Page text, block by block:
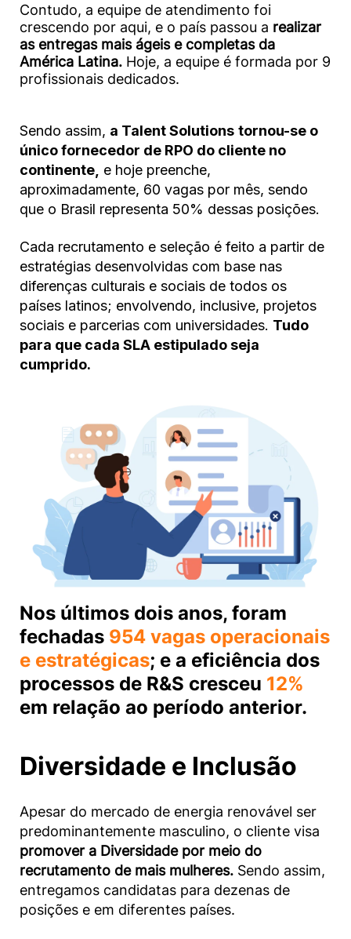
Contudo, a equipe de atendimento foi
crescendo por aqui, e o país passou a realizar
as entregas mais ágeis e completas da
América Latina. Hoje, a equipe é formada por 9
profissionais dedicados.
Sendo assim, a Talent Solutions tornou-se o
único fornecedor de RPO do cliente no
continente, e hoje preenche,
aproximadamente, 60 vagas por mês, sendo
que o Brasil representa 50% dessas posições.
Cada recrutamento e seleção é feito a partir de
estratégias desenvolvidas com base nas
diferenças culturais e sociais de todos os
países latinos; envolvendo, inclusive, projetos
sociais e parcerias com universidades. Tudo
para que cada SLA estipulado seja
cumprido.
Nos últimos dois anos, foram
fechadas 954 vagas operacionais
e estratégicas; e a eficiência dos
processos de R&S cresceu 12%
em relação ao período anterior.
Diversidade e Inclusão
Apesar do mercado de energia renovável ser
predominantemente masculino, o cliente visa
promover a Diversidade por meio do
recrutamento de mais mulheres. Sendo assim,
entregamos candidatas para dezenas de
posições e em diferentes países.